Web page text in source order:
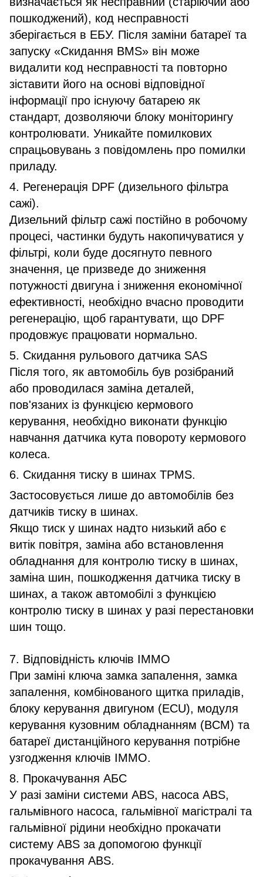
пошкоджений), код несправності
зберігається в ЕБУ. Після заміни батареї та
запуску «Скидання BMS» він може
видалити код несправності та повторно
зіставити його на основі відповідної
інформації про існуючу батарею як
стандарт, дозволяючи блоку моніторингу
контролювати. Уникайте помилкових
спрацьовувань з повідомлень про помилки
приладу.
4. Регенерація DPF (дизельного фільтра
сажі).
Дизельний фільтр сажі постійно в робочому
процесі, частинки будуть накопичуватися у
фільтрі, коли буде досягнуто певного
значення, це призведе до зниження
потужності двигуна і зниження економічної
ефективності, необхідно вчасно проводити
регенерацію, щоб гарантувати, що DPF
продовжує працювати нормально.
5. Скидання рульового датчика SAS
Після того, як автомобіль був розібраний
або проводилася заміна деталей,
пов'язаних із функцією кермового
керування, необхідно виконати функцію
навчання датчика кута повороту кермового
колеса.
6. Скидання тиску в шинах TPMS.
Застосовується лише до автомобілів без
датчиків тиску в шинах.
Якщо тиск у шинах надто низький або є
витік повітря, заміна або встановлення
обладнання для контролю тиску в шинах,
заміна шин, пошкодження датчика тиску в
шинах, а також автомобілі з функцією
контролю тиску в шинах у разі перестановки
шин тощо.
7. Відповідність ключів IMMO
При заміні ключа замка запалення, замка
запалення, комбінованого щитка приладів,
блоку керування двигуном (ECU), модуля
керування кузовним обладнанням (BCM) та
батареї дистанційного керування потрібне
узгодження ключів IMMO.
8. Прокачування АБС
У разі заміни системи ABS, насоса ABS,
гальмівного насоса, гальмівної магістралі та
гальмівної рідини необхідно прокачати
систему ABS за допомогою функції
прокачування ABS.